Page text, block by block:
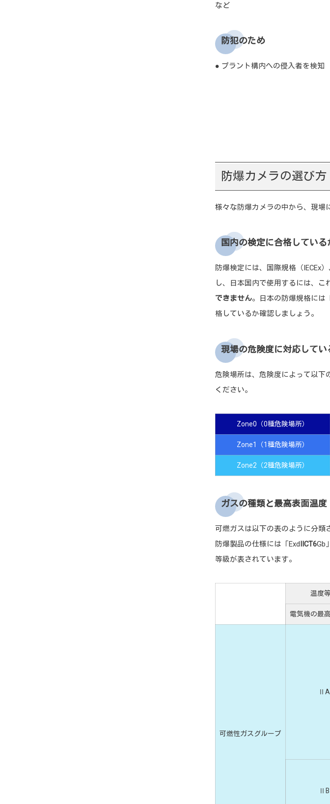
など
防犯のため
● プラント構内への侵入者を検知
防爆カメラの選び方
様々な防爆カメラの中から、現場
国内の検定に合格している
防爆検定には、国際規格（IECEx
し、日本国内で使用するには、こ
できません。日本の防爆規格には
格しているか確認しましょう。
現場の危険度に対応してい
危険場所は、危険度によって以下
ください。
Zone0（0種危険場所）
Zone1（1種危険場所）
Zone2（2種危険場所）
ガスの種類と最高表面温度
可燃ガスは以下の表のように分類
防爆製品の仕様には「ExdⅡCT6Gb
等級が表されています。
温度
電気機の最
可燃性ガスグループ
ⅡA
ⅡB